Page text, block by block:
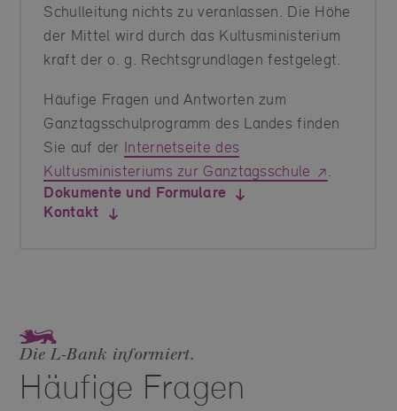
Schulleitung nichts zu veranlassen. Die Höhe
der Mittel wird durch das Kultusministerium
kraft der o. g. Rechtsgrundlagen festgelegt.
Häufige Fragen und Antworten zum
Ganztagsschulprogramm des Landes finden
Sie auf der Internetseite des
Kultusministeriums zur Ganztagsschule
.
Dokumente und Formulare
Kontakt
Die L‑Bank informiert.
Häufige Fragen